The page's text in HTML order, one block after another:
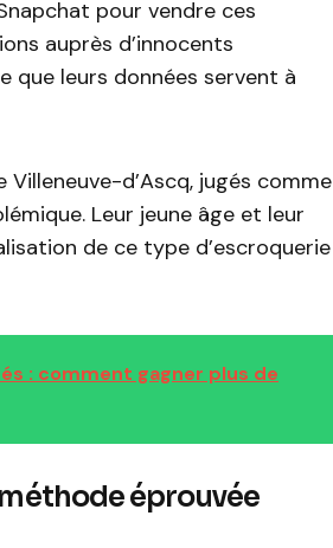
pour vendre ces
auprès d’innocents
que leurs données servent à
d’Ascq, jugés comme
Leur jeune âge et leur
de ce type d’escroquerie
: comment gagner plus de
éprouvée